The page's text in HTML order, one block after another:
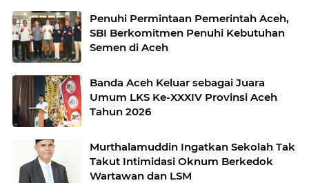
Penuhi Permintaan Pemerintah Aceh,
SBI Berkomitmen Penuhi Kebutuhan
Semen di Aceh
Banda Aceh Keluar sebagai Juara
Umum LKS Ke-XXXIV Provinsi Aceh
Tahun 2026
Murthalamuddin Ingatkan Sekolah Tak
Takut Intimidasi Oknum Berkedok
Wartawan dan LSM